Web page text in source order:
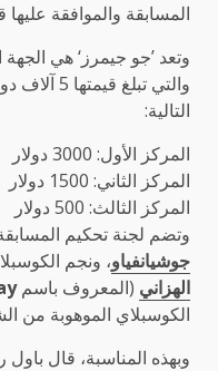
المسابقة والموافقة
وتعد ’جو جيمرز‘ هي الجهة
والتي
التالية:
المركز الأول: 3000 دولار
المركز الثاني: 1500 دولار
المركز الثالث: 500 دولار
وتضم لجنة تحكيم
جوشيانفياو، ونجم
الهزاني (المعروف باسم
الكوسبلاي الموهوبة من
وبهذه المناسبة، قال